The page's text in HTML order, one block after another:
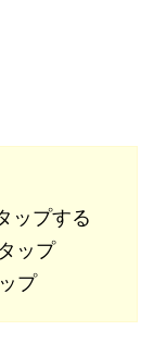
ップする
ップ
プ